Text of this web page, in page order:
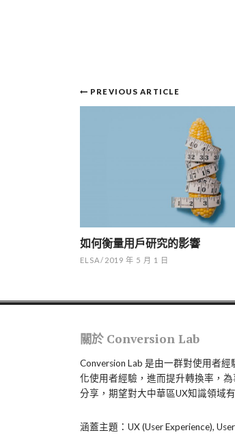
Post
navigation
PREVIOUS ARTICLE
如何衡量用戶研究的影響
ELSA/ 2019 年 5 月 1 日
關於 Conversion Lab
Conversion Lab 是由一群對使用者
化使用者經驗，進而提升轉換率，
分享，期望對大中華區UX知識領域
涵蓋主題：UX (User Experience),